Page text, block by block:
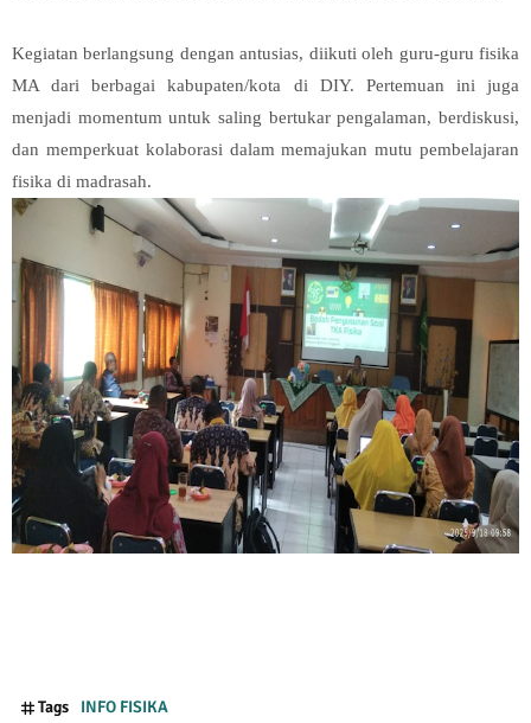
Kegiatan berlangsung dengan antusias, diikuti oleh guru-guru fisika
MA dari berbagai kabupaten/kota di DIY. Pertemuan ini juga
menjadi momentum untuk saling bertukar pengalaman, berdiskusi,
dan memperkuat kolaborasi dalam memajukan mutu pembelajaran
fisika di madrasah.
Tags INFO FISIKA